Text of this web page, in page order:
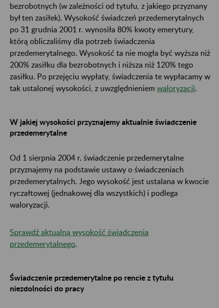
bezrobotnych (w zależności od tytułu, z jakiego przyznany
był ten zasiłek). Wysokość świadczeń przedemerytalnych
po 31 grudnia 2001 r. wynosiła 80% kwoty emerytury,
którą obliczaliśmy dla potrzeb świadczenia
przedemerytalnego. Wysokość ta nie mogła być wyższa niż
200% zasiłku dla bezrobotnych i niższa niż 120% tego
zasiłku. Po przejęciu wypłaty, świadczenia te wypłacamy w
tak ustalonej wysokości, z uwzględnieniem waloryzacji.
W jakiej wysokości przyznajemy aktualnie świadczenie
przedemerytalne
Od 1 sierpnia 2004 r. świadczenie przedemerytalne
przyznajemy na podstawie ustawy o świadczeniach
przedemerytalnych. Jego wysokość jest ustalana w kwocie
ryczałtowej (jednakowej dla wszystkich) i podlega
waloryzacji.
Sprawdź aktualną wysokość świadczenia
przedemerytalnego.
Świadczenie przedemerytalne po rencie z tytułu
niezdolności do pracy